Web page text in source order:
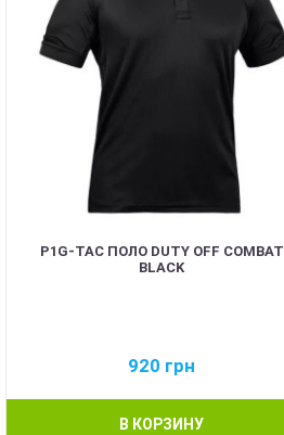
P1G-TAC ПОЛО DUTY OFF COMBAT
BLACK
920 грн
В КОРЗИНУ